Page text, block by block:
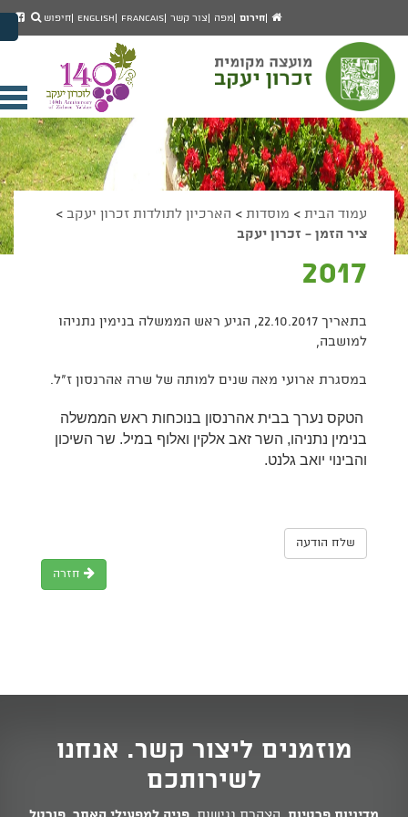
מעבר לתפריט ראשי
הגדל גודל פונט
הקטן גודל פונט
מצב ניגודיות גבוהה
מצב ניגודיות נמוכה
הצג קישורים
הצהרת נגישות
עמוד
הבית
חירום מפה צור קשר Francais
English חיפוש
עמוד הבית > מוסדות > הארכיון לתולדות זכרון יעקב >
ציר הזמן - זכרון יעקב
2017
בתאריך 22.10.2017, הגיע ראש הממשלה בנימין נתניהו
למושבה,
במסגרת ארועי מאה שנים למותה של שרה אהרנסון ז"ל.
הטקס נערך בבית אהרנסון בנוכחות ראש הממשלה
בנימין נתניהו, השר זאב אלקין ואלוף במיל. שר השיכון
והבינוי יואב גלנט.
שלח הודעה
חזרה
מוזמנים ליצור קשר. אנחנו
לשירותכם